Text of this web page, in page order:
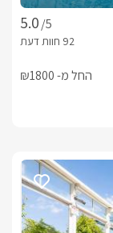
/5
החל מ- ₪1800